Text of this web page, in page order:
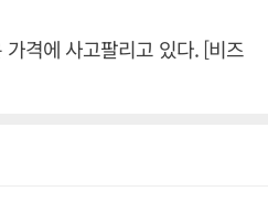
격에 사고팔리고 있다. [비즈